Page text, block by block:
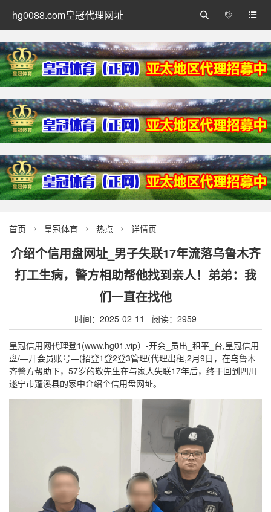
hg0088.com皇冠代理网址 


首页  皇冠体育  热点  详情页
介绍个信用盘网址_男子失联17年流落乌鲁木齐
打工生病，警方相助帮他找到亲人！弟弟：我
们一直在找他
时间：2025-02-11 阅读：2959
皇冠信用网代理登1(www.hg01.vip）-开会_员出_租平_台,皇冠信用
盘/—开会员账号—(招登1登2登3管理(代理出租,2月9日，在乌鲁木
齐警方帮助下，57岁的敬先生在与家人失联17年后，终于回到四川
遂宁市蓬溪县的家中介绍个信用盘网址。